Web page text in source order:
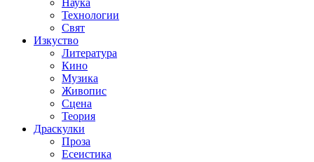
Наука
Технологии
Свят
Изкуство
Литература
Кино
Музика
Живопис
Сцена
Теория
Драскулки
Проза
Есеистика